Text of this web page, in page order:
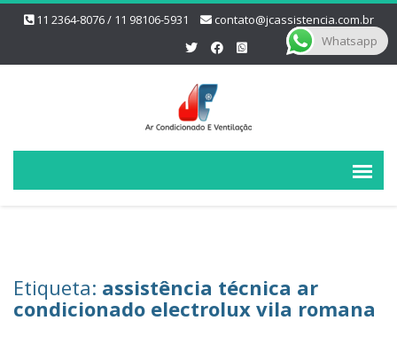
11 2364-8076 / 11 98106-5931 contato@jcassistencia.com.br
Etiqueta: assistência técnica ar
condicionado electrolux vila romana
Whatsapp